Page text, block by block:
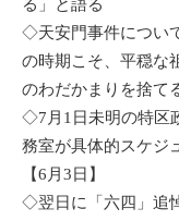
る」と語る
◇天安門事件につい
の時期こそ、平穏な
のわだかまりを捨て
◇7月1日未明の特区
務室が具体的スケジ
【6月3日】
◇翌日に「六四」追